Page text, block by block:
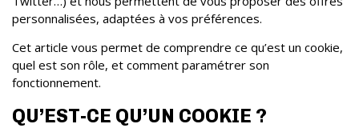
personnalisées, adaptées à vos préférences.
Cet article vous permet de comprendre ce qu’est un cookie,
quel est son rôle, et comment paramétrer son
fonctionnement.
QU’EST-CE QU’UN COOKIE ?